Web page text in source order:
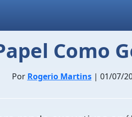
Como
Por Rogerio Martins| 01/07/